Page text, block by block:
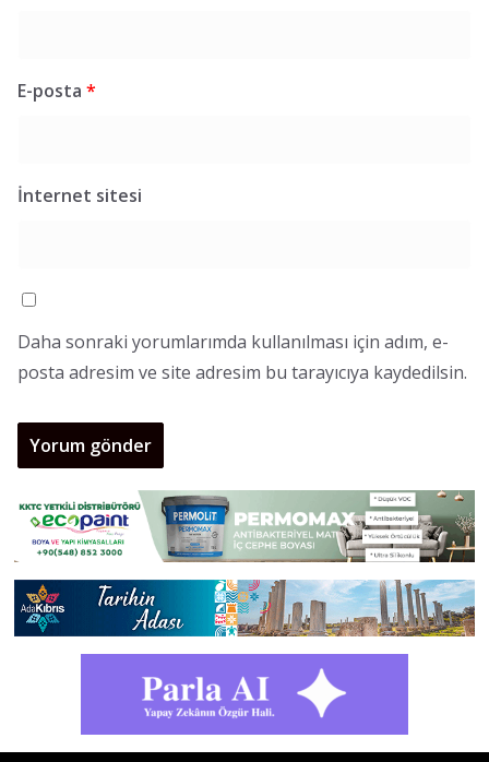
E-posta *
İnternet sitesi
Daha sonraki yorumlarımda kullanılması için adım, e-
posta adresim ve site adresim bu tarayıcıya kaydedilsin.